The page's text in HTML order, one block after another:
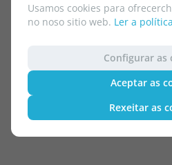
Usamos cookies para
no noso sitio web. Ler a
Configurar as
Aceptar as
Rexeitar as